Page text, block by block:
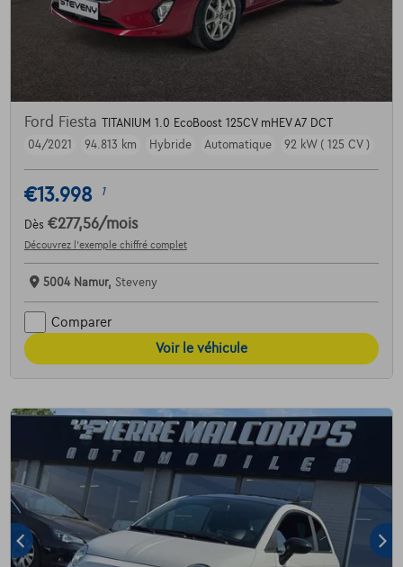
Ford Fiesta
TITANIUM 1.0 EcoBoost 125CV mHEV A7 DCT
04/2021
94.813 km Hybride Automatique 92 kW ( 125 CV )
€13.998 1
Dès €277,56/mois
Découvrez l’exemple chiffré complet
5004 Namur, Steveny
Comparer
Voir le véhicule